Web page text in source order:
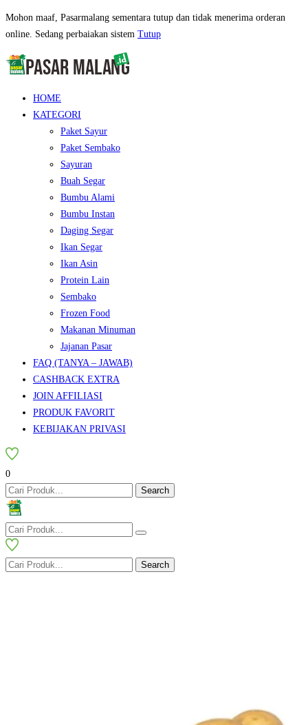
Mohon maaf, Pasarmalang sementara tutup dan tidak menerima orderan
online. Sedang perbaiakan sistem Tutup
HOME
KATEGORI
Paket Sayur
Paket Sembako
Sayuran
Buah Segar
Bumbu Alami
Bumbu Instan
Daging Segar
Ikan Segar
Ikan Asin
Protein Lain
Sembako
Frozen Food
Makanan Minuman
Jajanan Pasar
FAQ (TANYA – JAWAB)
CASHBACK EXTRA
JOIN AFFILIASI
PRODUK FAVORIT
KEBIJAKAN PRIVASI
0
Search
Search